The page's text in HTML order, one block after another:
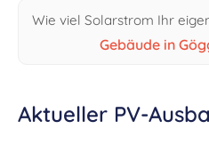
Wie viel Solarstrom Ihr
Gebäude in
Aktueller PV-